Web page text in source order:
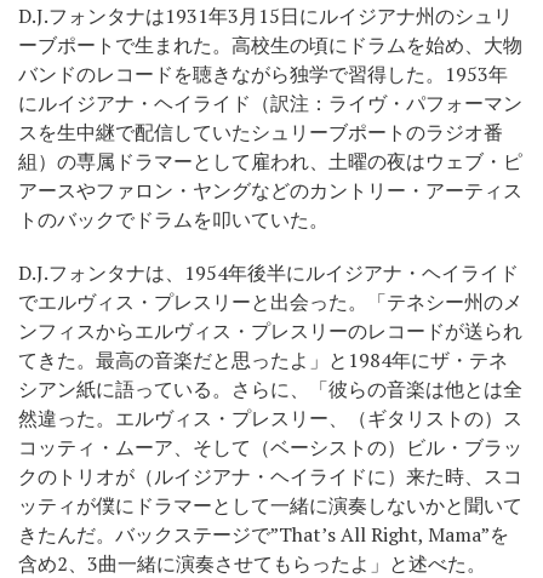
D.J.フォンタナは1931年3月15日にルイジアナ州のシュリ
ーブポートで生まれた。高校生の頃にドラムを始め、大物
バンドのレコードを聴きながら独学で習得した。1953年
にルイジアナ・ヘイライド（訳注：ライヴ・パフォーマン
スを生中継で配信していたシュリーブポートのラジオ番
組）の専属ドラマーとして雇われ、土曜の夜はウェブ・ピ
アースやファロン・ヤングなどのカントリー・アーティス
トのバックでドラムを叩いていた。
D.J.フォンタナは、1954年後半にルイジアナ・ヘイライド
でエルヴィス・プレスリーと出会った。「テネシー州のメ
ンフィスからエルヴィス・プレスリーのレコードが送られ
てきた。最高の音楽だと思ったよ」と1984年にザ・テネ
シアン紙に語っている。さらに、「彼らの音楽は他とは全
然違った。エルヴィス・プレスリー、（ギタリストの）ス
コッティ・ムーア、そして（ベーシストの）ビル・ブラッ
クのトリオが（ルイジアナ・ヘイライドに）来た時、スコ
ッティが僕にドラマーとして一緒に演奏しないかと聞いて
きたんだ。バックステージで”That’s All Right, Mama”を
含め2、3曲一緒に演奏させてもらったよ」と述べた。